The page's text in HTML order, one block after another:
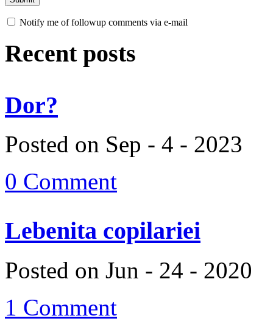
Notify me of followup comments via e-mail
Recent posts
Dor?
Posted on Sep - 4 - 2023
0 Comment
Lebenita copilariei
Posted on Jun - 24 - 2020
1 Comment